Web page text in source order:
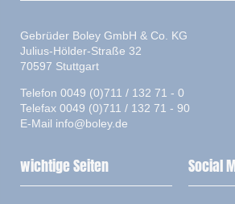
Gebrüder Boley GmbH & Co. KG
Julius-Hölder-Straße 32
70597 Stuttgart
Telefon 0049 (0)711 / 132 71 - 0
Telefax 0049 (0)711 / 132 71 - 90
E-Mail info@boley.de
wichtige Seiten Social